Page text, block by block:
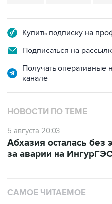
Купить подписку на
Подписаться на
Получать оперативные
канале
НОВОСТИ ПО ТЕМЕ
5 августа 20:03
Абхазия осталась без
за аварии на ИнгурГЭС
САМОЕ ЧИТАЕМОЕ